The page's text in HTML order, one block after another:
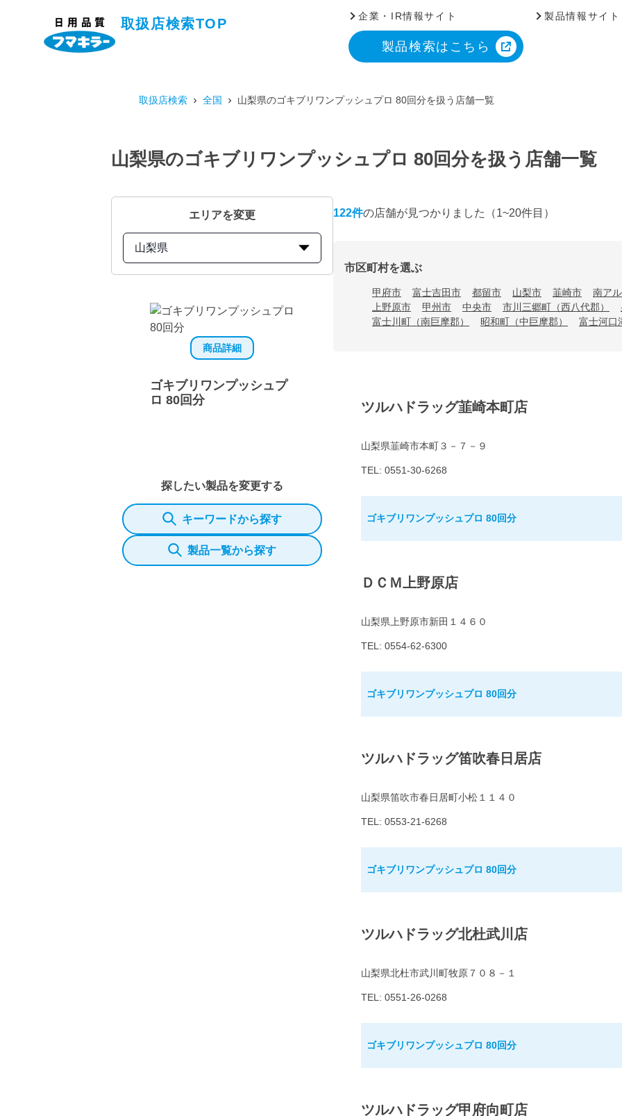
取扱店検索TOP
企業・IR情報サイト 製品情報サイト
製品検索はこちら
取扱店検索 全国 山梨県のゴキブリワンプッシュプロ 80回分を扱う店舗一覧
山梨県のゴキブリワンプッシュプロ 80回分を扱う店舗一覧
エリアを変更
山梨県
商品詳細
ゴキブリワンプッシュプ
ロ 80回分
探したい製品を変更する
キーワードから探す
製品一覧から探す
122件の店舗が見つかりました （1~20件目）
市区町村を選ぶ
甲府市 富士吉田市 都留市 山梨市 韮崎市 南ア
上野原市
甲州市 中央市 市川三郷町（西八代郡）
富士川町（南巨摩郡）
昭和町（中巨摩郡） 富士河口
ツルハドラッグ韮崎本町店
山梨県韮崎市本町３－７－９
TEL: 0551-30-6268
ゴキブリワンプッシュプロ 80回分
ＤＣＭ上野原店
山梨県上野原市新田１４６０
TEL: 0554-62-6300
ゴキブリワンプッシュプロ 80回分
ツルハドラッグ笛吹春日居店
山梨県笛吹市春日居町小松１１４０
TEL: 0553-21-6268
ゴキブリワンプッシュプロ 80回分
ツルハドラッグ北杜武川店
山梨県北杜市武川町牧原７０８－１
TEL: 0551-26-0268
ゴキブリワンプッシュプロ 80回分
ツルハドラッグ甲府向町店